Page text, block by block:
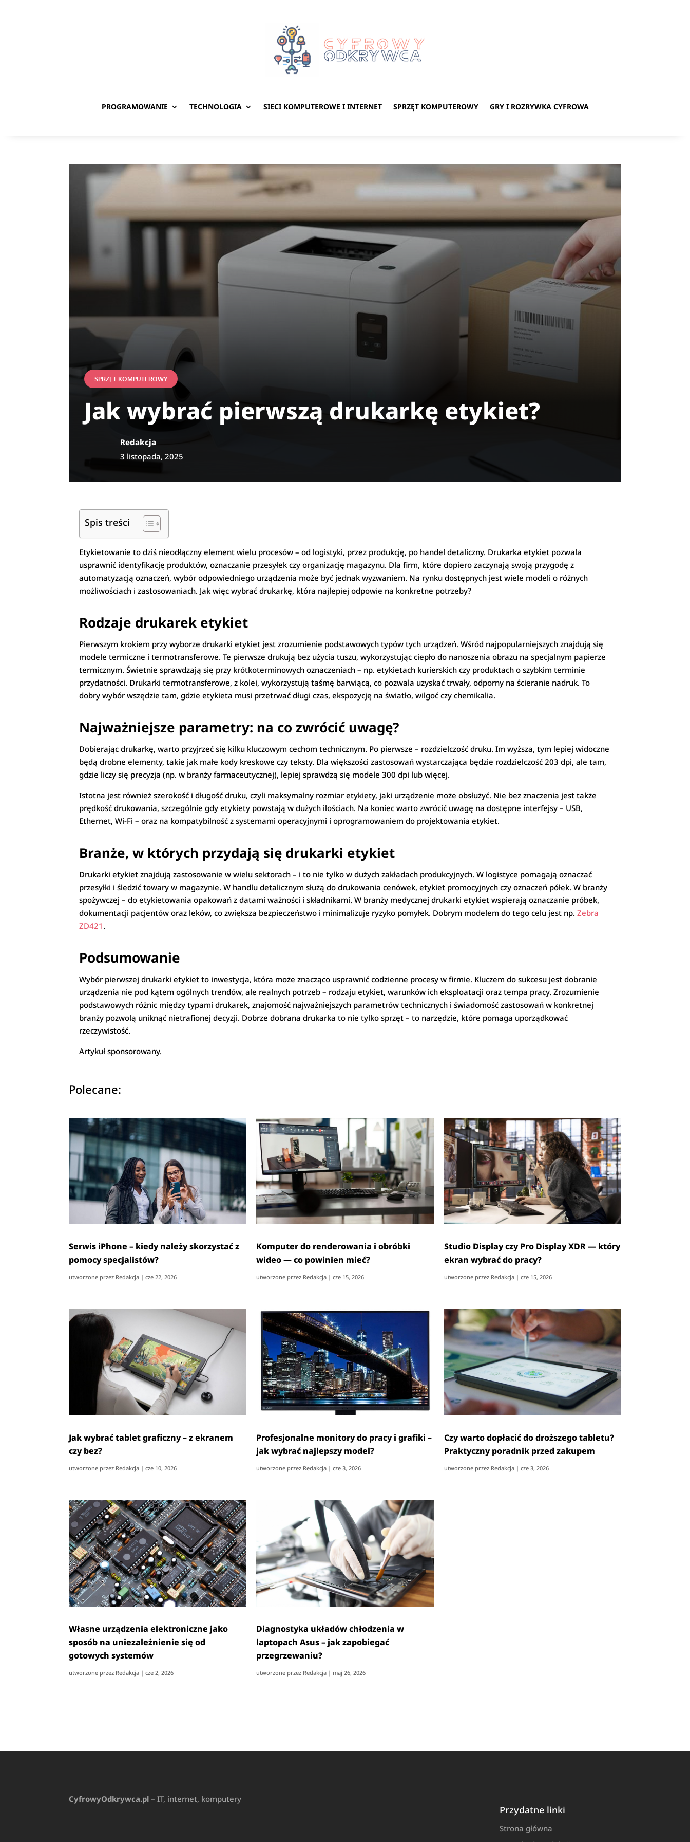
PROGRAMOWANIE TECHNOLOGIA SIECI KOMPUTEROWE I INTERNET SPRZĘT KOMPUTEROWY GRY I ROZRYWKA CYFROWA
SPRZĘT KOMPUTEROWY
Jak wybrać pierwszą drukarkę etykiet?
Redakcja
3 listopada, 2025
Spis treści
Etykietowanie to dziś nieodłączny element wielu procesów – od logistyki, przez produkcję, po handel detaliczny. Drukarka etykiet pozwala
usprawnić identyfikację produktów, oznaczanie przesyłek czy organizację magazynu. Dla firm, które dopiero zaczynają swoją przygodę z
automatyzacją oznaczeń, wybór odpowiedniego urządzenia może być jednak wyzwaniem. Na rynku dostępnych jest wiele modeli o różnych
możliwościach i zastosowaniach. Jak więc wybrać drukarkę, która najlepiej odpowie na konkretne potrzeby?
Rodzaje drukarek etykiet
Pierwszym krokiem przy wyborze drukarki etykiet jest zrozumienie podstawowych typów tych urządzeń. Wśród najpopularniejszych znajdują się
modele termiczne i termotransferowe. Te pierwsze drukują bez użycia tuszu, wykorzystując ciepło do nanoszenia obrazu na specjalnym papierze
termicznym. Świetnie sprawdzają się przy krótkoterminowych oznaczeniach – np. etykietach kurierskich czy produktach o szybkim terminie
przydatności. Drukarki termotransferowe, z kolei, wykorzystują taśmę barwiącą, co pozwala uzyskać trwały, odporny na ścieranie nadruk. To
dobry wybór wszędzie tam, gdzie etykieta musi przetrwać długi czas, ekspozycję na światło, wilgoć czy chemikalia.
Najważniejsze parametry: na co zwrócić uwagę?
Dobierając drukarkę, warto przyjrzeć się kilku kluczowym cechom technicznym. Po pierwsze – rozdzielczość druku. Im wyższa, tym lepiej widoczne
będą drobne elementy, takie jak małe kody kreskowe czy teksty. Dla większości zastosowań wystarczająca będzie rozdzielczość 203 dpi, ale tam,
gdzie liczy się precyzja (np. w branży farmaceutycznej), lepiej sprawdzą się modele 300 dpi lub więcej.
Istotna jest również szerokość i długość druku, czyli maksymalny rozmiar etykiety, jaki urządzenie może obsłużyć. Nie bez znaczenia jest także
prędkość drukowania, szczególnie gdy etykiety powstają w dużych ilościach. Na koniec warto zwrócić uwagę na dostępne interfejsy – USB,
Ethernet, Wi-Fi – oraz na kompatybilność z systemami operacyjnymi i oprogramowaniem do projektowania etykiet.
Branże, w których przydają się drukarki etykiet
Drukarki etykiet znajdują zastosowanie w wielu sektorach – i to nie tylko w dużych zakładach produkcyjnych. W logistyce pomagają oznaczać
przesyłki i śledzić towary w magazynie. W handlu detalicznym służą do drukowania cenówek, etykiet promocyjnych czy oznaczeń półek. W branży
spożywczej – do etykietowania opakowań z datami ważności i składnikami. W branży medycznej drukarki etykiet wspierają oznaczanie próbek,
dokumentacji pacjentów oraz leków, co zwiększa bezpieczeństwo i minimalizuje ryzyko pomyłek. Dobrym modelem do tego celu jest np.Zebra
ZD421 .
Podsumowanie
Wybór pierwszej drukarki etykiet to inwestycja, która może znacząco usprawnić codzienne procesy w firmie. Kluczem do sukcesu jest dobranie
urządzenia nie pod kątem ogólnych trendów, ale realnych potrzeb – rodzaju etykiet, warunków ich eksploatacji oraz tempa pracy. Zrozumienie
podstawowych różnic między typami drukarek, znajomość najważniejszych parametrów technicznych i świadomość zastosowań w konkretnej
branży pozwolą uniknąć nietrafionej decyzji. Dobrze dobrana drukarka to nie tylko sprzęt – to narzędzie, które pomaga uporządkować
rzeczywistość.
Artykuł sponsorowany.
Polecane:
Serwis iPhone – kiedy należy skorzystać z
pomocy specjalistów?
utworzone przez Redakcja |cze 22, 2026
Komputer do renderowania i obróbki
wideo — co powinien mieć?
utworzone przez Redakcja |cze 15, 2026
Studio Display czy Pro Display XDR — który
ekran wybrać do pracy?
utworzone przez Redakcja| cze 15, 2026
Jak wybrać tablet graficzny – z ekranem
czy bez?
utworzone przez Redakcja |cze 10, 2026
Profesjonalne monitory do pracy i grafiki –
jak wybrać najlepszy model?
utworzone przez Redakcja |cze 3, 2026
Czy warto dopłacić do droższego tabletu?
Praktyczny poradnik przed zakupem
utworzone przez Redakcja| cze 3, 2026
Własne urządzenia elektroniczne jako
sposób na uniezależnienie się od
gotowych systemów
utworzone przez Redakcja |cze 2, 2026
Diagnostyka układów chłodzenia w
laptopach Asus – jak zapobiegać
przegrzewaniu?
utworzone przez Redakcja | maj 26, 2026
CyfrowyOdkrywca.pl – IT, internet, komputery
Przydatne linki
Strona główna